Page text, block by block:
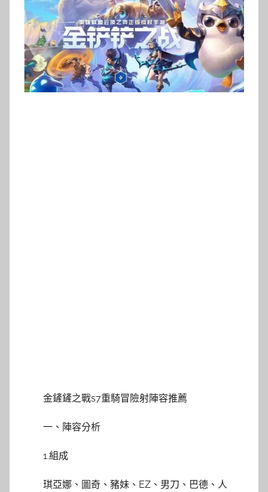
金鏟鏟之戰s7重騎冒險射陣容推薦
一、陣容分析
1.組成
琪亞娜、圖奇、豬妹、EZ、男刀、巴德、人